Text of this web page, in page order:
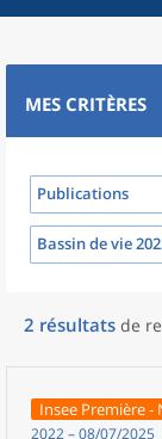
MES CRITÈRES
Publications
Bassin de vie
2 résultats de
Insee Première -
2022 – 08/07/2025